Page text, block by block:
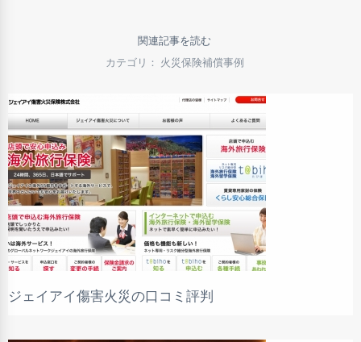
関連記事を読む
カテゴリ： 火災保険補償事例
ジェイアイ傷害火災の口コミ評判